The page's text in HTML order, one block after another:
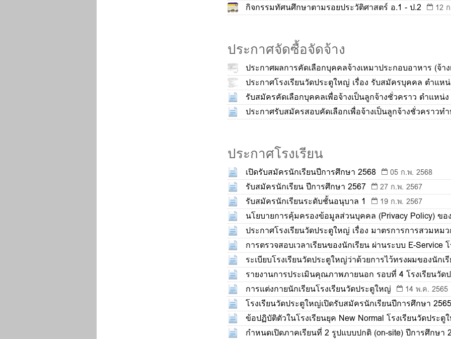
กิจกรรมทัศนศึกษาตามรอยประวัติศาสตร์ อ.1 - ป.2 12
ประกาศจัดซื้อจัดจ้าง
ประกาศผลการคัดเลือกบุคคลจ้างเหมาประกอบอาหาร (จ้า
17 เม.ย. 2569
ประกาศโรงเรียนวัดประตูใหญ่ เรื่อง รับสมัครบุคคล ตำแห
รับสมัครคัดเลือกบุคคลเพื่อจ้างเป็นลูกจ้างชั่วคราว ตําแหน่
ประกาศรับสมัครสอบคัดเลือกเพื่อจ้างเป็นลูกจ้างชั่วคราว
ประกาศโรงเรียน
เปิดรับสมัครนักเรียนปีการศึกษา 2568 05 ก.พ. 2568
รับสมัครนักเรียน ปีการศึกษา 2567 27 ก.พ. 2567
รับสมัครนักเรียนระดับชั้นอนุบาล 1 19 ก.พ. 2567
นโยบายการคุ้มครองข้อมูลส่วนบุคคล (Privacy Policy) ขอ
10 ส.ค. 2566
ประกาศโรงเรียนวัดประตูใหญ่ เรื่อง มาตรการการสวมหม
2566
การตรวจสอบเวลาเรียนของนักเรียน ผ่านระบบ E-Service
2566
ระเบียบโรงเรียนวัดประตูใหญ่ว่าด้วยการไว้ทรงผมของนักเ
รายงานการประเมินคุณภาพภายนอก รอบที่ 4 โรงเรียนวัด
การแต่งกายนักเรียนโรงเรียนวัดประตูใหญ่ 14 พ.ค. 2565
โรงเรียนวัดประตูใหญ่เปิดรับสมัครนักเรียนปีการศึกษา 2565
ข้อปฏิบัติตัวในโรงเรียนยุค New Normal โรงเรียนวัดประตู
กำหนดเปิดภาคเรียนที่ 2 รูปแบบปกติ (on-site) ปีการศึกษา